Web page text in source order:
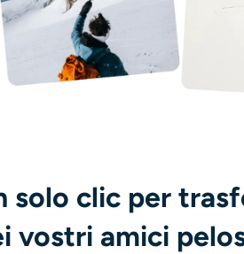
solo clic per
vostri amici